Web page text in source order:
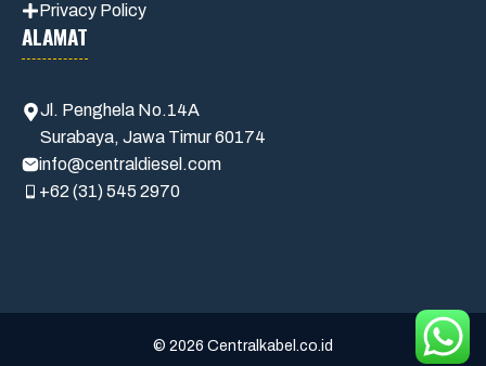
Privacy Policy
ALAMAT
Jl. Penghela No.14A
Surabaya, Jawa Timur 60174
info@centraldiesel.com
+62 (31) 545 2970
© 2026 Centralkabel.co.id